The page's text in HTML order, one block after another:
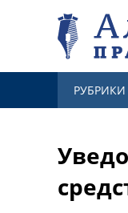
РУБРИКИ